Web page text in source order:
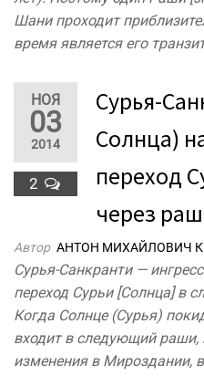
Шани проходит
время является его
НОЯ
03
2014
2
Сурья-
Солнца)
переход
через
Автор АНТОН МИХАЙЛОВИЧ
Сурья-Санкранти —
переход Cурьи [Солнца] в
Когда Солнце (Сурья)
входит в следующий раши,
изменения в Мироздании,